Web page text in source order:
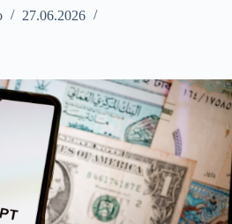
27.06.2026